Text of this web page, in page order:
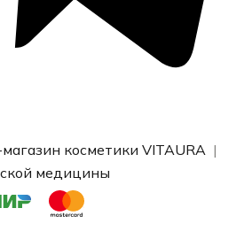
косметики VITAURA |
медицины